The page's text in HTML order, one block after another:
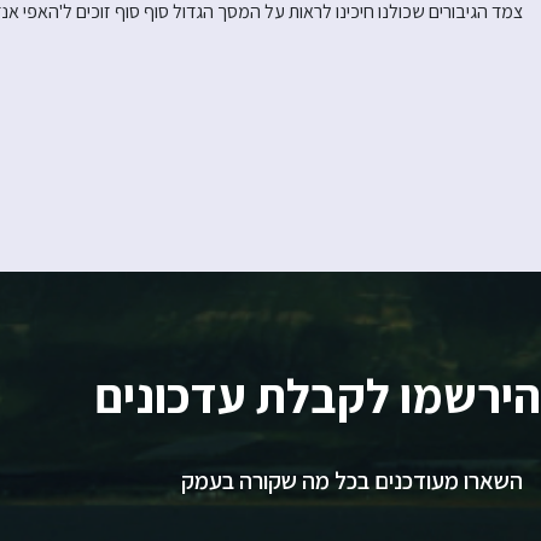
צמד הגיבורים שכולנו חיכינו לראות על המסך הגדול סוף סוף זוכים ל'האפי
הירשמו לקבלת עדכונים
השארו מעודכנים בכל מה שקורה בעמק